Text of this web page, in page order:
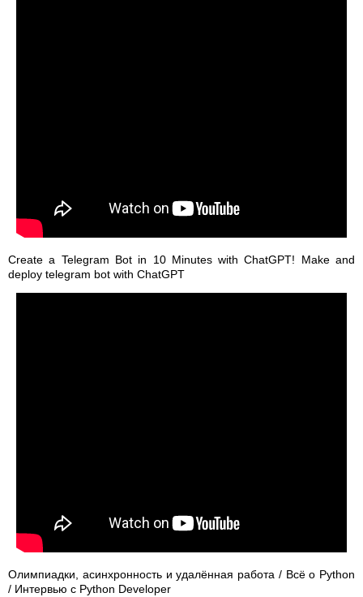
Create a Telegram Bot in 10 Minutes with ChatGPT! Make and
deploy telegram bot with ChatGPT
Олимпиадки, асинхронность и удалённая работа / Всё о Python
/ Интервью с Python Developer